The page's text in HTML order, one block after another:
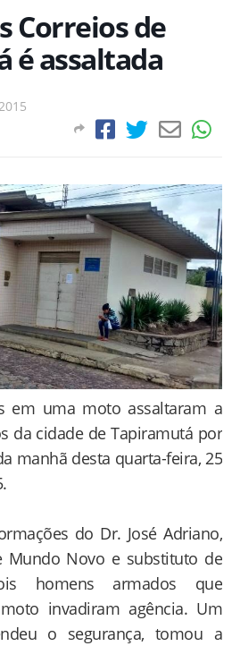
Correios de
é assaltada
em uma moto assaltaram a
da cidade de Tapiramutá por
manhã desta quarta-feira, 25
do Dr. José Adriano,
Mundo Novo e substituto de
homens armados que
invadiram agência. Um
o segurança, tomou a